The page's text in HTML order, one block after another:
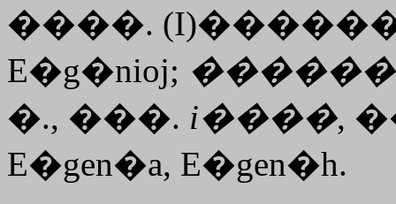
����. (I
E�g�nioj;
�., ���. i����,
E�gen�a, E�gen�h.